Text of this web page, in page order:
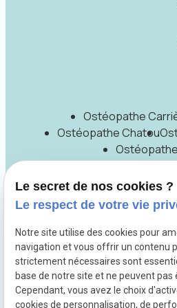
Ostéopathe
Ostéopathe Chatou
Ostéopathe La
Ostéopathe Le Pecq
Ostéopathe
Ostéopathe
Ostéopathe Montesson
Ostéopathe
Ostéopathe Saint-
Ostéopathe
Le secret de nos cookies ?
Le respect de votre vie
Notre site utilise des cookies pour
navigation et vous offrir un contenu
strictement nécessaires sont
base de notre site et ne peuvent pas
Cependant, vous avez le choix
cookies de personnalisation, de